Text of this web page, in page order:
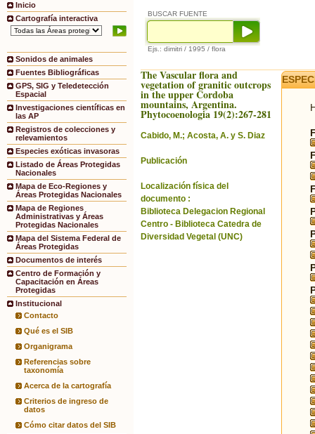
Inicio
Cartografía interactiva
Sonidos de animales
Fuentes Bibliográficas
GPS, SIG y Teledetección
Espacial
Investigaciones científicas en
las AP
Registros de colecciones y
relevamientos
Especies exóticas invasoras
Listado de Áreas Protegidas
Nacionales
Mapa de Eco-Regiones y
Áreas Protegidas Nacionales
Mapa de Regiones
Administrativas y Áreas
Protegidas Nacionales
Mapa del Sistema Federal de
Áreas Protegidas
Documentos de interés
Centro de Formación y
Capacitación en Áreas
Protegidas
Institucional
Contacto
Qué es el SIB
Organigrama
Referencias sobre
taxonomía
Acerca de la cartografía
Criterios de ingreso de
datos
Cómo citar datos del SIB
BUSCAR FUENTE
Ejs.: dimitri / 1995 / flora
The Vascular flora and
vegetation of granitic outcrops
in the upper Cordoba
mountains, Argentina.
Phytocoenologia 19(2):267-281
Cabido, M.; Acosta, A. y S. Diaz
Publicación
Localización física del
documento :
Biblioteca Delegacion Regional
Centro - Biblioteca Catedra de
Diversidad Vegetal (UNC)